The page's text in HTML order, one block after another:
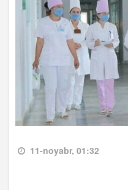
11-noyabr, 01:32